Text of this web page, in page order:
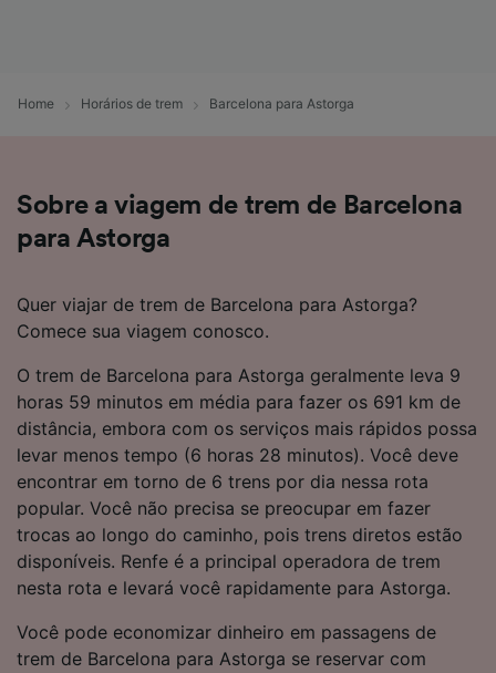
Home Horários de trem Barcelona para Astorga
Sobre a viagem de trem de Barcelona
para Astorga
Quer viajar de trem de Barcelona para Astorga?
Comece sua viagem conosco.
O trem de Barcelona para Astorga geralmente leva 9
horas 59 minutos em média para fazer os 691 km de
distância, embora com os serviços mais rápidos possa
levar menos tempo (6 horas 28 minutos). Você deve
encontrar em torno de 6 trens por dia nessa rota
popular. Você não precisa se preocupar em fazer
trocas ao longo do caminho, pois trens diretos estão
disponíveis. Renfe é a principal operadora de trem
nesta rota e levará você rapidamente para Astorga.
Você pode economizar dinheiro em passagens de
trem de Barcelona para Astorga se reservar com